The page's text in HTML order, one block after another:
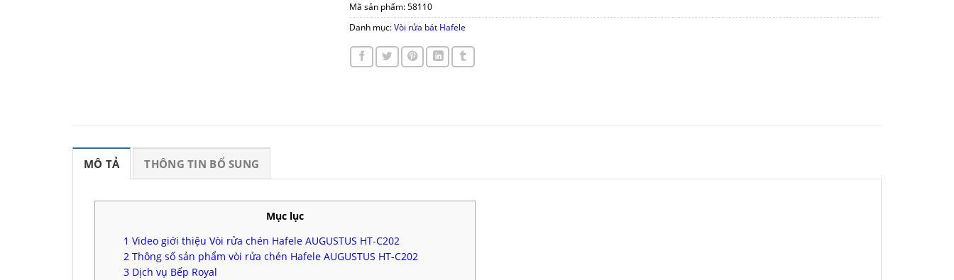
Mã sản phẩm: 58110
Danh mục: Vòi rửa bát Hafele
MÔ TẢ THÔNG TIN BỔ SUNG
Mục lục
1 Video giới thiệu Vòi rửa chén Hafele AUGUSTUS HT-C202
2 Thông số sản phẩm vòi rửa chén Hafele AUGUSTUS HT-C202
3 Dịch vụ Bếp Royal